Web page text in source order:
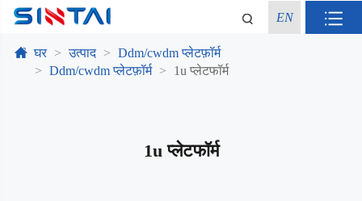
EN
घर उत्पाद
Ddm/cwdm प्लेटफ़ॉर्म
Ddm/cwdm प्लेटफ़ॉर्म
1u प्लेटफॉर्म
1u प्लेटफॉर्म